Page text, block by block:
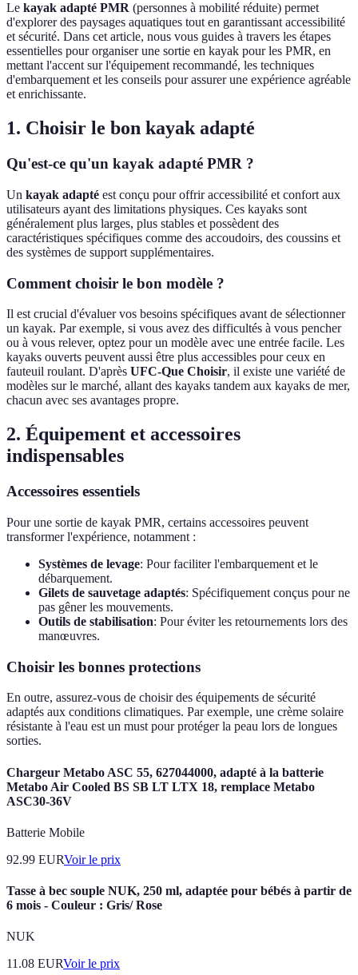
Le kayak adapté PMR (personnes à mobilité réduite) permet
d'explorer des paysages aquatiques tout en garantissant accessibilité
et sécurité. Dans cet article, nous vous guides à travers les étapes
essentielles pour organiser une sortie en kayak pour les PMR, en
mettant l'accent sur l'équipement recommandé, les techniques
d'embarquement et les conseils pour assurer une expérience agréable
et enrichissante.
1. Choisir le bon kayak adapté
Qu'est-ce qu'un kayak adapté PMR ?
Un kayak adapté est conçu pour offrir accessibilité et confort aux
utilisateurs ayant des limitations physiques. Ces kayaks sont
généralement plus larges, plus stables et possèdent des
caractéristiques spécifiques comme des accoudoirs, des coussins et
des systèmes de support supplémentaires.
Comment choisir le bon modèle ?
Il est crucial d'évaluer vos besoins spécifiques avant de sélectionner
un kayak. Par exemple, si vous avez des difficultés à vous pencher
ou à vous relever, optez pour un modèle avec une entrée facile. Les
kayaks ouverts peuvent aussi être plus accessibles pour ceux en
fauteuil roulant. D'après UFC-Que Choisir, il existe une variété de
modèles sur le marché, allant des kayaks tandem aux kayaks de mer,
chacun avec ses avantages propre.
2. Équipement et accessoires
indispensables
Accessoires essentiels
Pour une sortie de kayak PMR, certains accessoires peuvent
transformer l'expérience, notamment :
Systèmes de levage: Pour faciliter l'embarquement et le
débarquement.
Gilets de sauvetage adaptés: Spécifiquement conçus pour ne
pas gêner les mouvements.
Outils de stabilisation: Pour éviter les retournements lors des
manœuvres.
Choisir les bonnes protections
En outre, assurez-vous de choisir des équipements de sécurité
adaptés aux conditions climatiques. Par exemple, une crème solaire
résistante à l'eau est un must pour protéger la peau lors de longues
sorties.
Chargeur Metabo ASC 55, 627044000, adapté à la batterie
Metabo Air Cooled BS SB LT LTX 18, remplace Metabo
ASC30-36V
Batterie Mobile
92.99 EURVoir le prix
Tasse à bec souple NUK, 250 ml, adaptée pour bébés à partir de
6 mois - Couleur : Gris/ Rose
NUK
11.08 EURVoir le prix